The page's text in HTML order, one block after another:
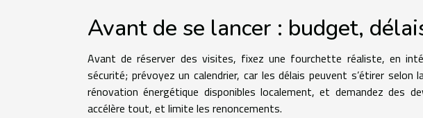
Avant de se lancer : budget,
Avant de réserver des visites, fixez une fourchette réaliste, en
sécurité; prévoyez un calendrier, car les délais peuvent s’étirer
rénovation énergétique disponibles localement, et demandez des
accélère tout, et limite les renoncements.